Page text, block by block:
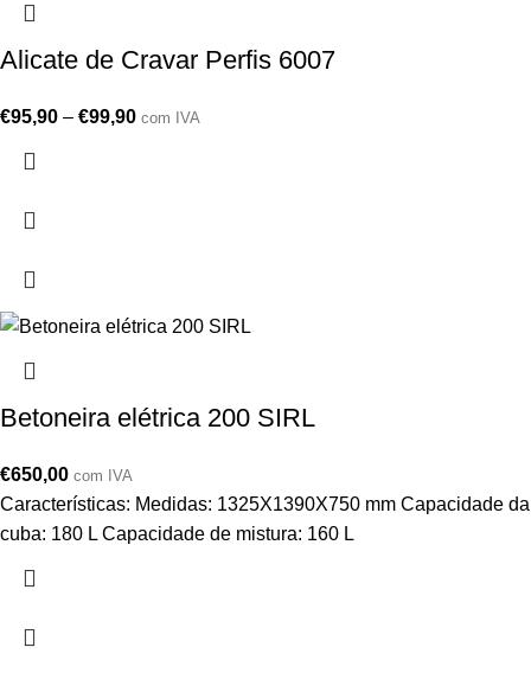
Alicate de Cravar Perfis 6007
€95,90 – €99,90 com IVA
Betoneira elétrica 200 SIRL
€650,00 com IVA
Características: Medidas: 1325X1390X750 mm Capacidade da
cuba: 180 L Capacidade de mistura: 160 L